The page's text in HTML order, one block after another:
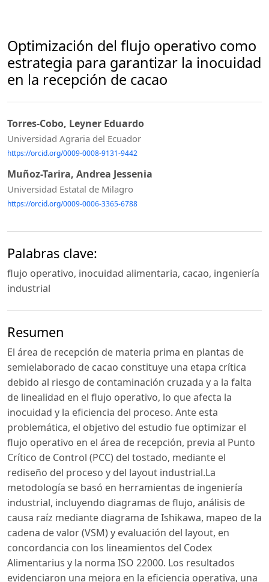
Optimización del flujo operativo como
estrategia para garantizar la inocuidad
en la recepción de cacao
Torres-Cobo, Leyner Eduardo
Universidad Agraria del Ecuador
https://orcid.org/0009-0008-9131-9442
Muñoz-Tarira, Andrea Jessenia
Universidad Estatal de Milagro
https://orcid.org/0009-0006-3365-6788
Palabras clave:
flujo operativo, inocuidad alimentaria, cacao, ingeniería
industrial
Resumen
El área de recepción de materia prima en plantas de
semielaborado de cacao constituye una etapa crítica
debido al riesgo de contaminación cruzada y a la falta
de linealidad en el flujo operativo, lo que afecta la
inocuidad y la eficiencia del proceso. Ante esta
problemática, el objetivo del estudio fue optimizar el
flujo operativo en el área de recepción, previa al Punto
Crítico de Control (PCC) del tostado, mediante el
rediseño del proceso y del layout industrial.La
metodología se basó en herramientas de ingeniería
industrial, incluyendo diagramas de flujo, análisis de
causa raíz mediante diagrama de Ishikawa, mapeo de la
cadena de valor (VSM) y evaluación del layout, en
concordancia con los lineamientos del Codex
Alimentarius y la norma ISO 22000. Los resultados
evidenciaron una mejora en la eficiencia operativa, una